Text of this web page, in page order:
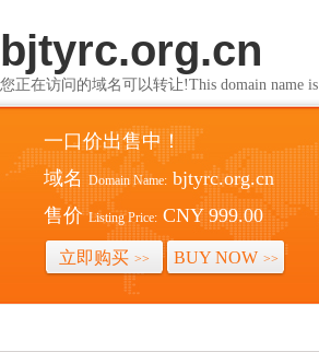
bjtyrc.org.cn
您正在访问的域名可以转让!This domain name is
一口价出售中！
域名 Domain Name: bjtyrc.org.cn
售价 Listing Price: CNY 999.00
立即购买 >> BUY NOW >>